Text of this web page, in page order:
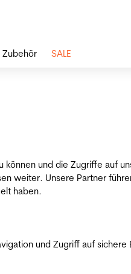
und die Zugriffe auf
weiter. Unsere Partner
haben.
und Zugriff auf
Zubehör SALE